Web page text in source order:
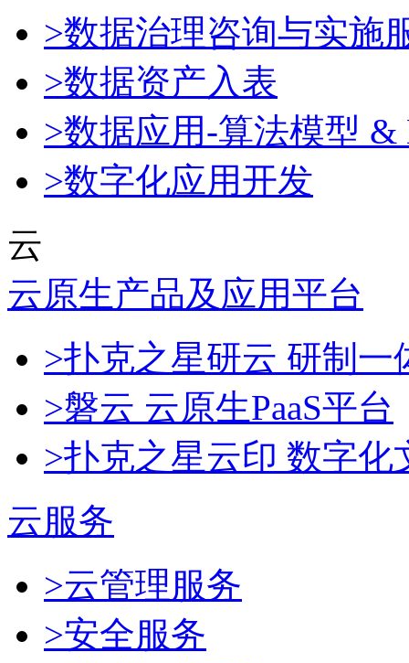
>数据治理咨询与实施
>数据资产入表
>数据应用-算法模型 &
>数字化应用开发
云
云原生产品及应用平台
>扑克之星研云 研制
>磐云 云原生PaaS平台
>扑克之星云印 数字化
云服务
>云管理服务
>安全服务